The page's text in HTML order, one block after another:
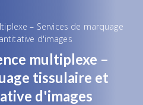
– Services de marquage
d'images
multiplexe –
tissulaire et
d'images